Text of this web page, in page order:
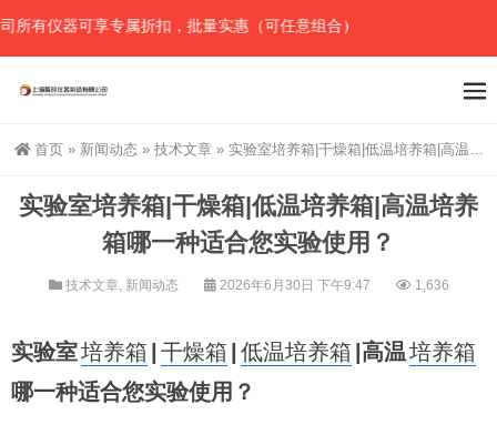
器可享专属折扣，批量实惠（可任意组合），详情请直接联系官网预
首页 » 新闻动态 » 技术文章 » 实验室培养箱|干燥箱|低温培养箱|高温培养箱哪一种适合您实验使用？
实验室培养箱|干燥箱|低温培养箱|高温培养
箱哪一种适合您实验使用？
技术文章, 新闻动态 2026年6月30日 下午9:47 1,636
实验室培养箱 干燥箱 低温培养箱 |高温培养箱
哪一种适合您实验使用？